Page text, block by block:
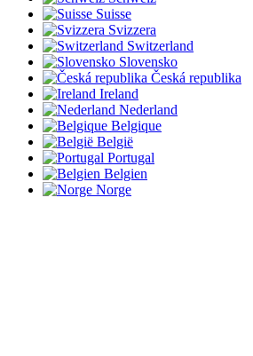
Suisse
Svizzera
Switzerland
Slovensko
Česká republika
Ireland
Nederland
Belgique
België
Portugal
Belgien
Norge